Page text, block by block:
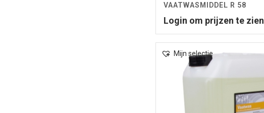
VAATWASMIDDEL R 58
Login om prijzen te zien
Mijn selectie